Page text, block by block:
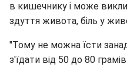
в кишечнику і може
здуття живота, біль у
"Тому не можна їсти
з'їдати від 50 до 80